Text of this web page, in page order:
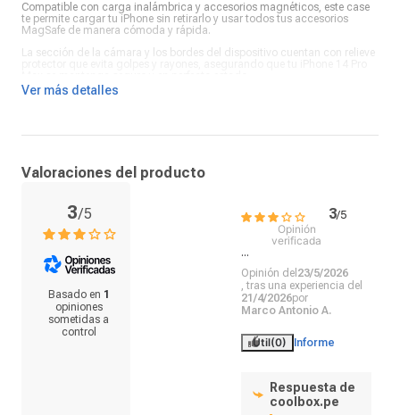
Compatible con carga inalámbrica y accesorios magnéticos, este case
te permite cargar tu iPhone sin retirarlo y usar todos tus accesorios
MagSafe de manera cómoda y rápida.
La sección de la cámara y los bordes del dispositivo cuentan con relieve
Ver más detalles
Valoraciones del producto
3/5
Basado en 1
opiniones
sometidas a
control
3/5
Opinión
verificada
...
Opinión del 23/5/2026
, tras una experiencia del
21/4/2026por
Marco Antonio A.
Útil(0) Informe
Respuesta de
coolbox.pe